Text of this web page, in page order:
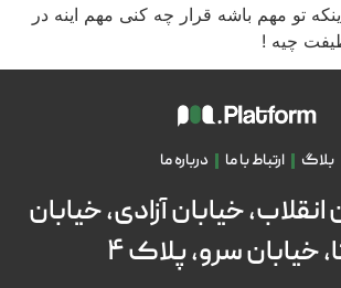
تو مهم باشه قرار چه کنی مهم اینه در
چیه !
بلاگ ارتباط با ما درباره ما
انقلاب، خیابان آزادی، خیابان
خیابان سرو، پلاک ۴